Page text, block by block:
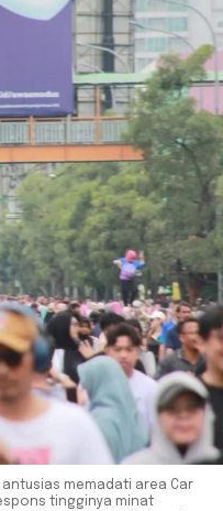
memadati area Car
tingginya minat